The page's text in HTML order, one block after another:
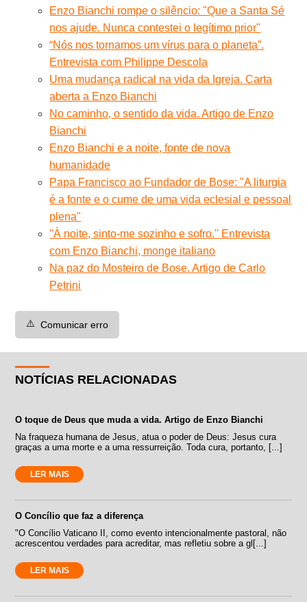
Enzo Bianchi rompe o silêncio: "Que a Santa Sé
nos ajude. Nunca contestei o legítimo prior"
“Nós nos tornamos um vírus para o planeta”.
Entrevista com Philippe Descola
Uma mudança radical na vida da Igreja. Carta
aberta a Enzo Bianchi
No caminho, o sentido da vida. Artigo de Enzo
Bianchi
Enzo Bianchi e a noite, fonte de nova
humanidade
Papa Francisco ao Fundador de Bose: "A liturgia
é a fonte e o cume de uma vida eclesial e pessoal
plena"
''À noite, sinto-me sozinho e sofro.'' Entrevista
com Enzo Bianchi, monge italiano
Na paz do Mosteiro de Bose. Artigo de Carlo
Petrini
⚠️ Comunicar erro
NOTÍCIAS RELACIONADAS
O toque de Deus que muda a vida. Artigo de Enzo Bianchi
Na fraqueza humana de Jesus, atua o poder de Deus: Jesus cura
graças a uma morte e a uma ressurreição. Toda cura, portanto, [...]
LER MAIS
O Concílio que faz a diferença
"O Concílio Vaticano II, como evento intencionalmente pastoral, não
acrescentou verdades para acreditar, mas refletiu sobre a gl[...]
LER MAIS